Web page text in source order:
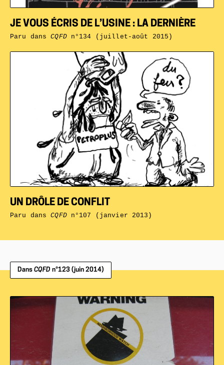
UN DRÔLE DE CONFLIT
Paru dansCQFDn°107 (janvier 2013)
JE VOUS ÉCRIS DE L’USINE : LA DERNIÈRE
Paru dansCQFDn°134 (juillet-août 2015)
Dans CQFD n°123 (juin 2014)